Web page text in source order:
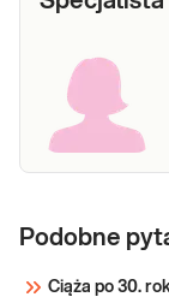
Podobne
Ciąża po 30.